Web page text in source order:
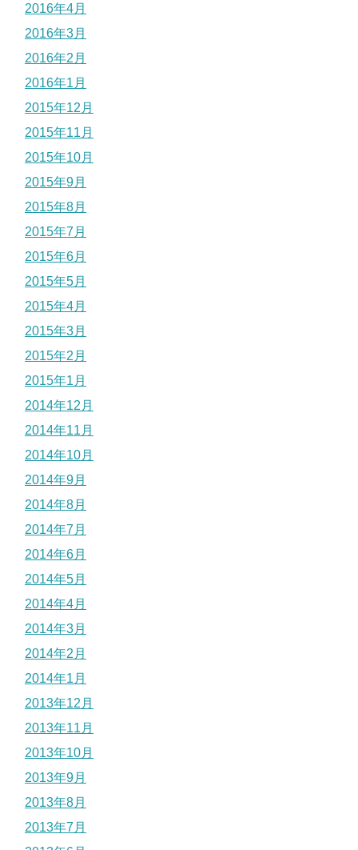
2016年4月
2016年3月
2016年2月
2016年1月
2015年12月
2015年11月
2015年10月
2015年9月
2015年8月
2015年7月
2015年6月
2015年5月
2015年4月
2015年3月
2015年2月
2015年1月
2014年12月
2014年11月
2014年10月
2014年9月
2014年8月
2014年7月
2014年6月
2014年5月
2014年4月
2014年3月
2014年2月
2014年1月
2013年12月
2013年11月
2013年10月
2013年9月
2013年8月
2013年7月